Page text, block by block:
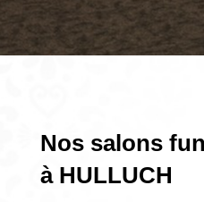
Nos salons
à HULLUCH